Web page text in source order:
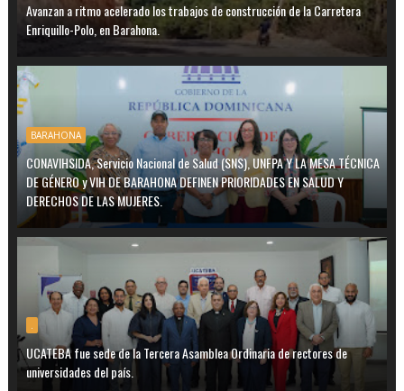
Avanzan a ritmo acelerado los trabajos de construcción de la Carretera
Enriquillo-Polo, en Barahona.
BARAHONA
CONAVIHSIDA, Servicio Nacional de Salud (SNS), UNFPA Y LA MESA TÉCNICA
DE GÉNERO y VIH DE BARAHONA DEFINEN PRIORIDADES EN SALUD Y
DERECHOS DE LAS MUJERES.
.
UCATEBA fue sede de la Tercera Asamblea Ordinaria de rectores de
universidades del país.